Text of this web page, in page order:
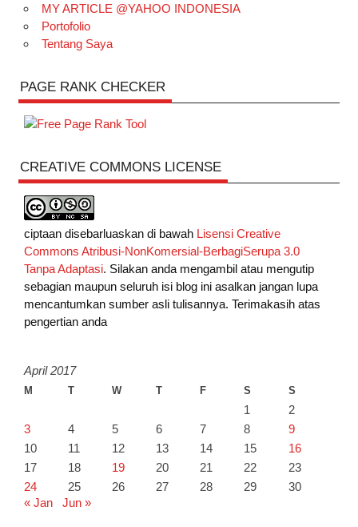
MY ARTICLE @YAHOO INDONESIA
Portofolio
Tentang Saya
PAGE RANK CHECKER
CREATIVE COMMONS LICENSE
ciptaan disebarluaskan di bawah Lisensi Creative
Commons Atribusi-NonKomersial-BerbagiSerupa 3.0
Tanpa Adaptasi. Silakan anda mengambil atau mengutip
sebagian maupun seluruh isi blog ini asalkan jangan lupa
mencantumkan sumber asli tulisannya. Terimakasih atas
pengertian anda
April 2017
M T W T F S S
1
2
3
4 5 6 7 8
9
10
11 12 13 14 15
16
17
18 19 20 21 22
23
24
25 26 27 28 29
30
« Jan
Jun »